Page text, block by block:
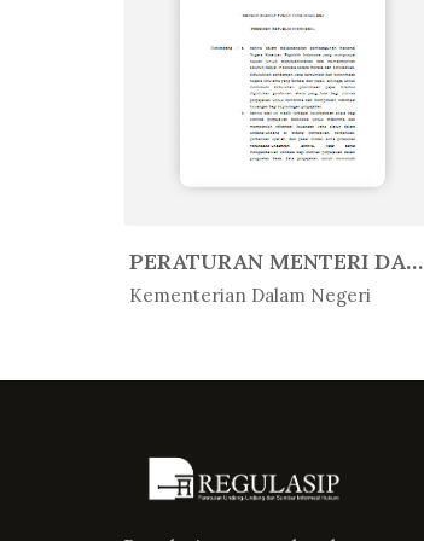
PERATURAN MENTERI DALAM NEGERI R...
Kementerian Dalam Negeri
In Peratur...